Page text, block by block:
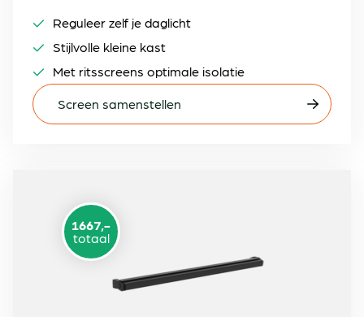
Reguleer zelf je daglicht
Stijlvolle kleine kast
Met ritsscreens optimale isolatie
Screen samenstellen
totaal
1667,-